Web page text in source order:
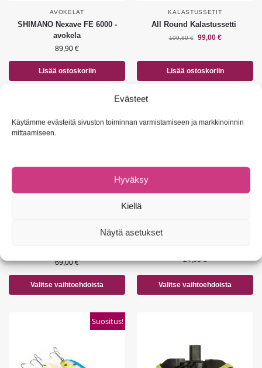
Evästeet
Käytämme evästeitä sivuston toiminnan varmistamiseen ja markkinoinnin
mittaamiseen.
Hyväksy
Kiellä
Näytä asetukset
AVOKELAT
SHIMANO Nexave FE 6000 -
avokela
89,90 €
Lisää ostoskoriin
KALASTUSSETIT
All Round Kalastussetti
109,80€ 99,00 €
Lisää ostoskoriin
SHIMANO Catana GX -
69,00€
Valitse vaihtoehdoista
24,90€
Valitse vaihtoehdoista
Suositus!